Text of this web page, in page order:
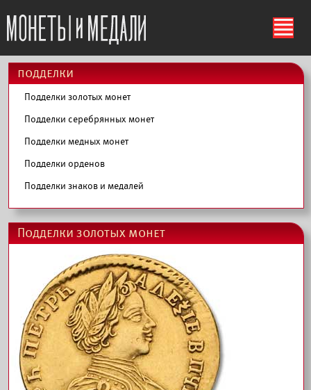
ś
подделки
Подделки золотых монет
Подделки серебрянных монет
Подделки медных монет
Подделки орденов
Подделки знаков и медалей
Подделки золотых монет